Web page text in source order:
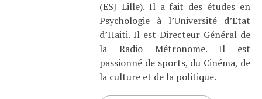
(ESJ Lille). Il a fait des études en
Psychologie à l’Université d’Etat
d’Haiti. Il est Directeur Général de
la Radio Métronome. Il est
passionné de sports, du Cinéma, de
la culture et de la politique.